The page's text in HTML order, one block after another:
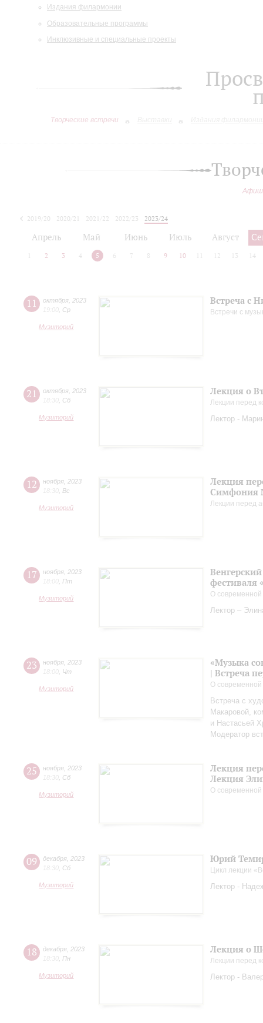
Издания филармонии
Образовательные программы
Инклюзивные и специальные проекты
Творческие встречи
2019/20 2020/21 2021/22 2022/23
2023/24
Апрель Май Июнь Июль Август
2 3 4 5 6 7 8 9 10 12 13 14
11 октября 2023
19:00 Ср
Музиторий
Встреча с
Встречи с
21 октября 2023
18:30 Сб
Музиторий
Лекция о
Лекции перед
Лектор -
12 ноября 2023
18:30 Вс
Музиторий
Лекция
Симфония
Лекции перед
17 ноября 2023
18:00 Пт
Музиторий
фестиваля
О
Лектор –
23 ноября 2023
18:00 Чт
Музиторий
«Музыка
| Встреча
О
Встреча с
Макаровой,
и Настасьей
Модератор
25 ноября 2023
18:30 Сб
Музиторий
Лекция
Лекция
О
09 декабря 2023
18:30 Сб
Музиторий
Юрий
Цикл лекции
Лектор -
18 декабря 2023
18:30 Пн
Музиторий
Лекция о
Лекции перед
Лектор -